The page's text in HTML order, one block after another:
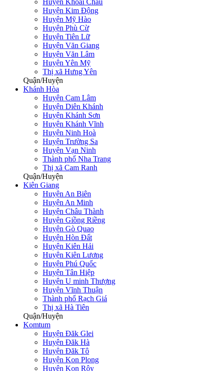
Huyện Kim Động
Huyện Mỹ Hào
Huyện Phù Cừ
Huyện Tiên Lữ
Huyện Văn Giang
Huyện Văn Lâm
Huyện Yên Mỹ
Thị xã Hưng Yên
Quận/Huyện
Khánh Hòa
Huyện Cam Lâm
Huyện Diên Khánh
Huyện Khánh Sơn
Huyện Khánh Vĩnh
Huyện Ninh Hoà
Huyện Trường Sa
Huyện Vạn Ninh
Thành phố Nha Trang
Thị xã Cam Ranh
Quận/Huyện
Kiên Giang
Huyện An Biên
Huyện An Minh
Huyện Châu Thành
Huyện Giồng Riềng
Huyện Gò Quao
Huyện Hòn Đất
Huyện Kiên Hải
Huyện Kiên Lương
Huyện Phú Quốc
Huyện Tân Hiệp
Huyện U minh Thượng
Huyện Vĩnh Thuận
Thành phố Rạch Giá
Thị xã Hà Tiên
Quận/Huyện
Komtum
Huyện Đăk Glei
Huyện Đăk Hà
Huyện Đăk Tô
Huyện Kon Plong
Huyện Kon Rộy